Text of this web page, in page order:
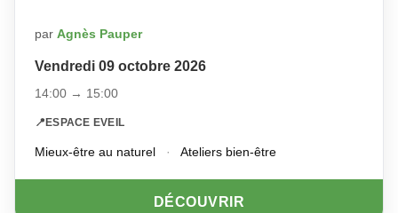
par Agnès Pauper
Vendredi 09 octobre 2026
14:00 → 15:00
📍ESPACE EVEIL
Mieux-être au naturel · Ateliers bien-être
DÉCOUVRIR